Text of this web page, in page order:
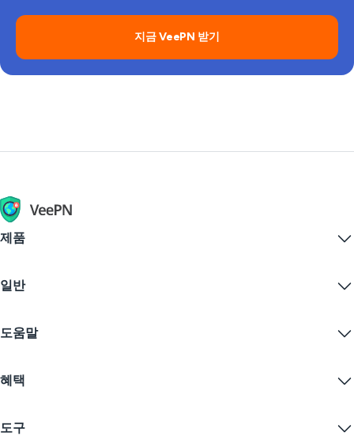
지금 VeePN 받기
제품
VPN for macOS
iOS VPN
Firefox
무료 VPN
일반
VPN 다운로드
가격
학생 할인
도움말
문의하기
개인정보 보호정책
혜택
인터넷 개인정보 보호
도구